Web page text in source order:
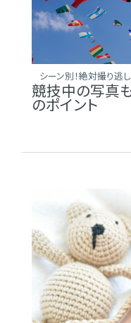
シーン別！絶対撮り逃
競技中の写真
のポイント